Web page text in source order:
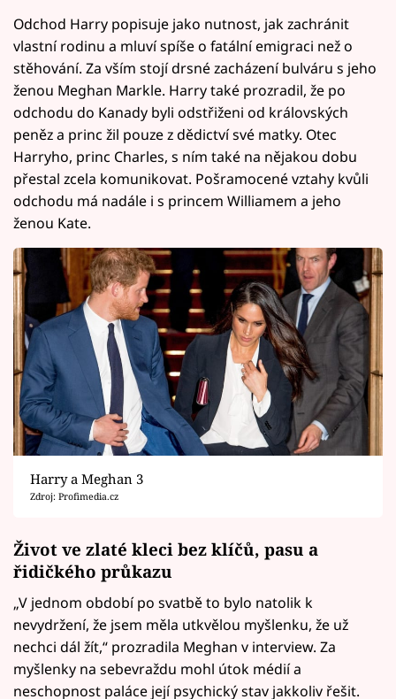
Odchod Harry popisuje jako nutnost, jak zachránit
vlastní rodinu a mluví spíše o fatální emigraci než o
stěhování. Za vším stojí drsné zacházení bulváru s jeho
ženou Meghan Markle. Harry také prozradil, že po
odchodu do Kanady byli odstřiženi od královských
peněz a princ žil pouze z dědictví své matky. Otec
Harryho, princ Charles, s ním také na nějakou dobu
přestal zcela komunikovat. Pošramocené vztahy kvůli
odchodu má nadále i s princem Williamem a jeho
ženou Kate.
Harry a Meghan 3
Zdroj: Profimedia.cz
Život ve zlaté kleci bez klíčů, pasu a
řidičkého průkazu
„V jednom období po svatbě to bylo natolik k
nevydržení, že jsem měla utkvělou myšlenku, že už
nechci dál žít,“ prozradila Meghan v interview. Za
myšlenky na sebevraždu mohl útok médií a
neschopnost paláce její psychický stav jakkoliv řešit.